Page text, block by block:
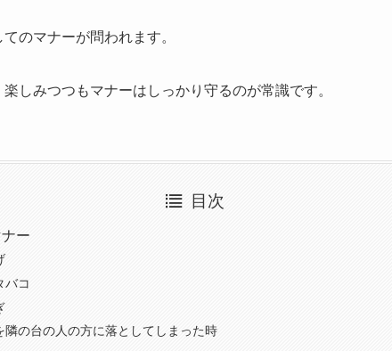
のマナーが問われます。
しみつつもマナーはしっかり守るのが常識です。
目次
ー
バコ
隣の台の人の方に落としてしまった時